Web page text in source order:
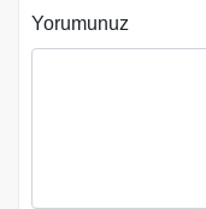
Yorumunuz